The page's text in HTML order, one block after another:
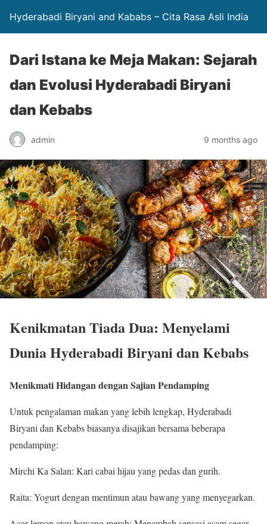
Hyderabadi Biryani and Kababs – Cita Rasa Asli India
Dari Istana ke Meja Makan: Sejarah
dan Evolusi Hyderabadi Biryani
dan Kebabs
admin 9 months ago
Kenikmatan Tiada Dua: Menyelami
Dunia Hyderabadi Biryani dan Kebabs
Menikmati Hidangan dengan Sajian Pendamping
Untuk pengalaman makan yang lebih lengkap, Hyderabadi
Biryani dan Kebabs biasanya disajikan bersama beberapa
pendamping:
Mirchi Ka Salan: Kari cabai hijau yang pedas dan gurih.
Raita: Yogurt dengan mentimun atau bawang yang menyegarkan.